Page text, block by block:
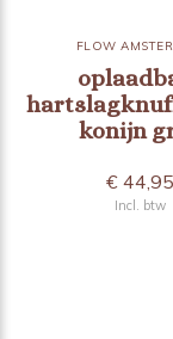
FLOW
konijn
€ 44,95
Incl. btw